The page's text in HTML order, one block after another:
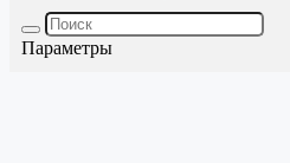
Параметры